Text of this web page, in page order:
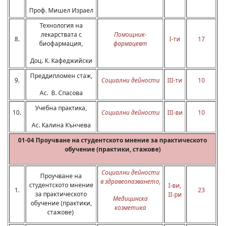
Проф. Мишел Израел
8.
Технология на
лекарствата с
биофармация,
Доц. К. Кафеджийски
Помощник-
фармацевт
I-ти 17
9.
Преддипломен стаж,
Ас. В. Спасова
Социални дейности III-ти 10
10.
Учебна практика,
Ас. Калина Кънчева
Социални дейности III-ви 10
01-04 Проучване на студентското мнение за практическото
обучение (практики, стажове)
1.
Проучване на
студентското мнение
за практическото
обучение (практики,
стажове)
Социални дейности
в здравеопазването,
Медицинска
козметика
I-ви,
II-ри
23